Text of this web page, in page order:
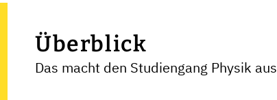
Überblick
Das macht den Studiengang Physik aus